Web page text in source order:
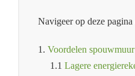
Navigeer op deze pagina
1. Voordelen
1.1 Lagere